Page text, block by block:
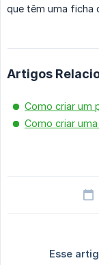
que têm uma ficha
Artigos
Como criar um
Como criar
Esse